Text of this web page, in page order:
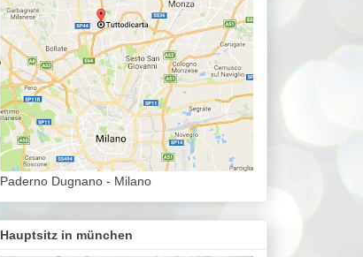
Paderno Dugnano - Milano
Hauptsitz in münchen